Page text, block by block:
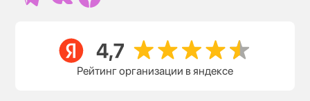
Рейтинг организации в яндексе